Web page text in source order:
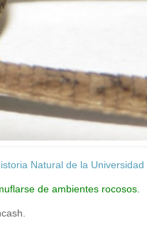
Natural de la Universidad
de ambientes rocosos.